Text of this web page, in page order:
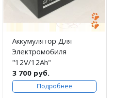
Аккумулятор Для
Электромобиля
"12V/12Ah"
3 700 руб.
Подробнее